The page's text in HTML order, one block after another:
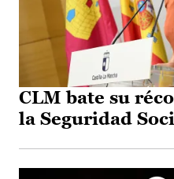
CLM bate su
la Seguridad